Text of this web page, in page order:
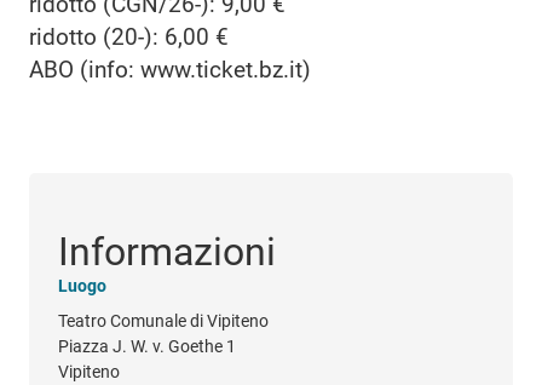
ridotto (20-): 6,00 €
ABO (info: www.ticket.bz.it)
Informazioni
Luogo
Teatro Comunale di Vipiteno
Piazza J. W. v. Goethe 1
Vipiteno